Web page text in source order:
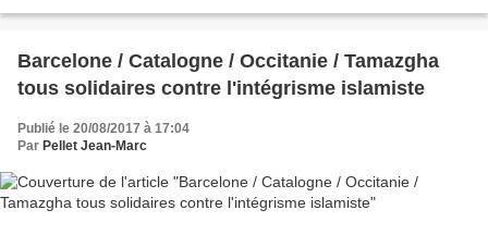
Barcelone / Catalogne / Occitanie / Tamazgha
tous solidaires contre l'intégrisme islamiste
Publié le 20/08/2017 à 17:04
Par Pellet Jean-Marc